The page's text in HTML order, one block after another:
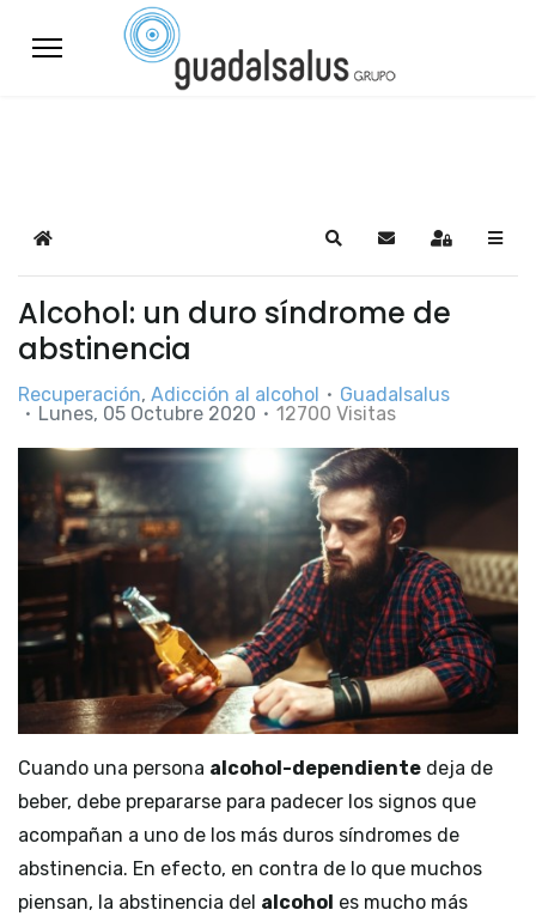
Home SearchSuscribirse a las
Sign In
Alcohol: un duro síndrome de
abstinencia
Recuperación Adicción al alcohol
Guadalsalus
Lunes, 05 Octubre 2020
12700 Visitas
Cuando una persona alcohol-dependiente deja de
beber, debe prepararse para padecer los signos que
acompañan a uno de los más duros síndromes de
abstinencia. En efecto, en contra de lo que muchos
piensan, la abstinencia del alcohol es mucho más